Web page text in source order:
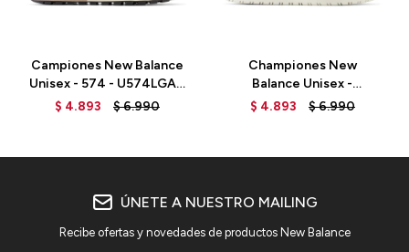
Campiones New Balance
Unisex - 574 - U574LGAB
- TOBACCO
$ 4.893 $6.990
Championes New
Balance Unisex -
CT302SL - WHITE
$ 4.893 $6.990
ÚNETE A NUESTRO MAILING
Recibe ofertas y novedades de productos New Balance